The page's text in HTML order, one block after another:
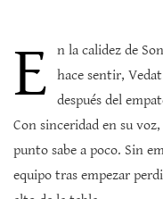
E
n la calidez de
hace sentir,
después del
Con sinceridad en su
punto sabe a poco. Sin
equipo tras empezar